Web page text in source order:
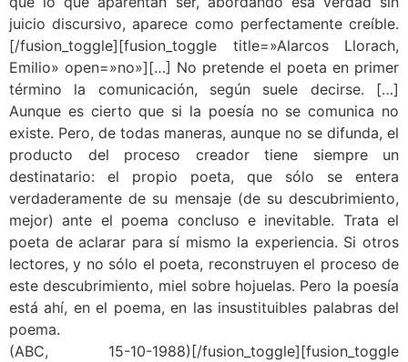
juicio discursivo, aparece como perfectamente creíble.
[/fusion_toggle][fusion_toggle title=»Alarcos Llorach,
Emilio» open=»no»][…] No pretende el poeta en primer
término la comunicación, según suele decirse. […]
Aunque es cierto que si la poesía no se comunica no
existe. Pero, de todas maneras, aunque no se difunda, el
producto del proceso creador tiene siempre un
destinatario: el propio poeta, que sólo se entera
verdaderamente de su mensaje (de su descubrimiento,
mejor) ante el poema concluso e inevitable. Trata el
poeta de aclarar para sí mismo la experiencia. Si otros
lectores, y no sólo el poeta, reconstruyen el proceso de
este descubrimiento, miel sobre hojuelas. Pero la poesía
está ahí, en el poema, en las insustituibles palabras del
poema.
(ABC, 15-10-1988)[/fusion_toggle][fusion_toggle